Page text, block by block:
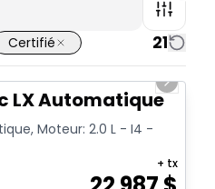
Certifié 21
Next
LX Automatique
Moteur: 2.0 L - I4 -
+ tx